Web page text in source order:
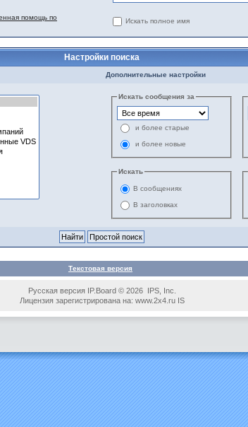
помощь по
Искать полное имя
Настройки поиска
Дополнительные настройки
Искать сообщения за
и более старые
и более новые
Искать
В сообщениях
В заголовках
Текстовая версия
Русская версия IP.Board © 2026 IPS, Inc.
Лицензия зарегистрирована на: www.2x4.ru IS